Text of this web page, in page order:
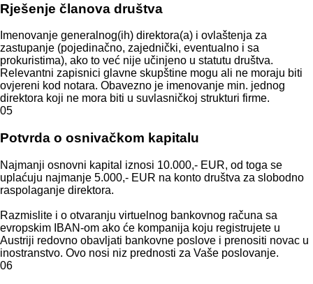
Rješenje članova društva
Imenovanje generalnog(ih) direktora(a) i ovlaštenja za
zastupanje (pojedinačno, zajednički, eventualno i sa
prokuristima), ako to već nije učinjeno u statutu društva.
Relevantni zapisnici glavne skupštine mogu ali ne moraju biti
ovjereni kod notara. Obavezno je imenovanje min. jednog
direktora koji ne mora biti u suvlasničkoj strukturi firme.
05
Potvrda o osnivačkom kapitalu
Najmanji osnovni kapital iznosi 10.000,- EUR, od toga se
uplaćuju najmanje 5.000,- EUR na konto društva za slobodno
raspolaganje direktora.
Razmislite i o otvaranju virtuelnog bankovnog računa sa
evropskim IBAN-om ako će kompanija koju registrujete u
Austriji redovno obavljati bankovne poslove i prenositi novac u
inostranstvo. Ovo nosi niz prednosti za Vaše poslovanje.
06